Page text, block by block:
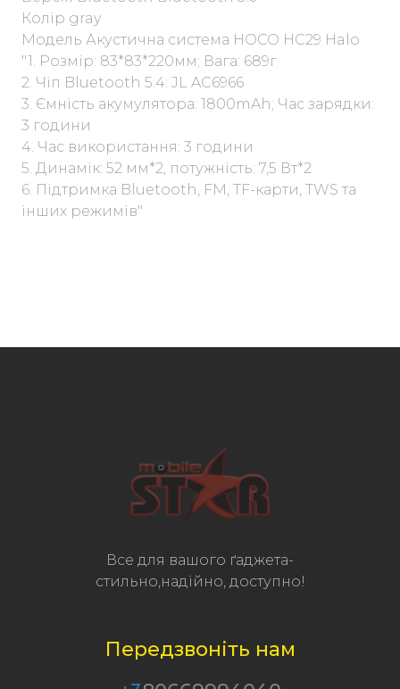
Колір gray
Модель Акустична система HOCO HC29 Halo
"1. Розмір: 83*83*220мм; Вага: 689г
2. Чіп Bluetooth 5.4: JL AC6966
3. Ємність акумулятора: 1800mAh; Час зарядки:
3 години
4. Час використання: 3 години
5. Динамік: 52 мм*2, потужність: 7,5 Вт*2
6. Підтримка Bluetooth, FM, TF-карти, TWS та
інших режимів"
Все для вашого ґаджета-
стильно,надійно, доступно!
Передзвоніть нам